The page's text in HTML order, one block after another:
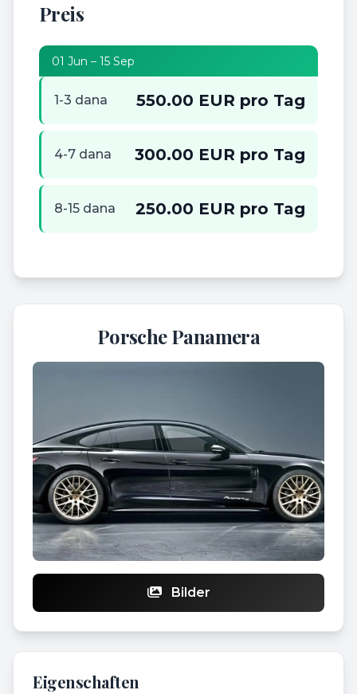
Preis
01 Jun – 15 Sep
1-3 dana 550.00 EUR pro Tag
4-7 dana 300.00 EUR pro Tag
8-15 dana 250.00 EUR pro Tag
Porsche Panamera
Bilder
Eigenschaften